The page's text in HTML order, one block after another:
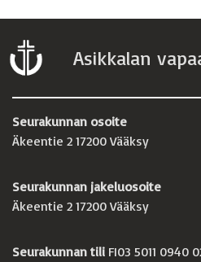
Asikkalan
Seurakunnan osoite
Äkeentie 2 17200 Vääksy
Seurakunnan jakeluosoite
Äkeentie 2 17200 Vääksy
Seurakunnan tili FI03 5011 0940